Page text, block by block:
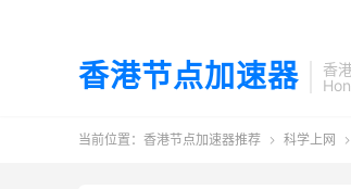
香港节点加速器
香
当前位置： 香港节点加速器推荐  科学上网 